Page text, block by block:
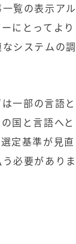
覧の表示アル
にとってより
システムの調
一部の言語と
国と言語へと
定基準が見直
必要がありま